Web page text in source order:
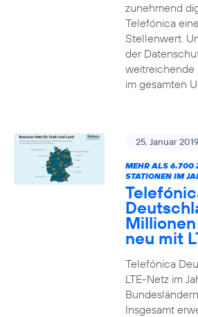
zunehmend
Telefónica
Stellenwert.
der
weitreichende
im gesamten
25. Januar 2019
MEHR ALS 6.700
STATIONEN IM
neu mit
Telefónica
LTE-Netz im
Insgesamt